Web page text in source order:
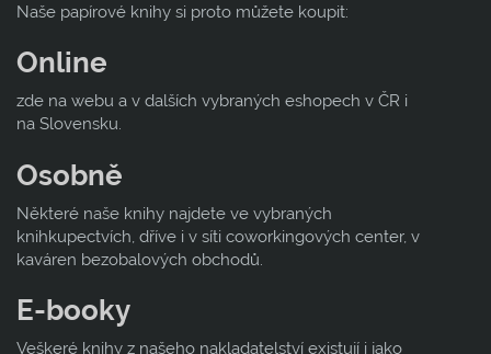
Naše papírové knihy si proto můžete koupit:
Online
zde na webu a v dalších vybraných eshopech v ČR i
na Slovensku.
Osobně
Některé naše knihy najdete ve vybraných
knihkupectvích, dříve i v síti coworkingových center, v
kaváren bezobalových obchodů.
E-booky
Veškeré knihy z našeho nakladatelství existují i jako